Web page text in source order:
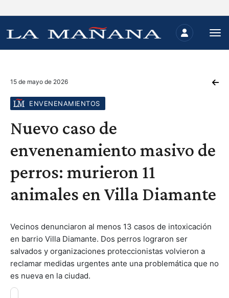
15 de mayo de 2026
ENVENENAMIENTOS
Nuevo caso de
envenenamiento masivo de
perros: murieron 11
animales en Villa Diamante
Vecinos denunciaron al menos 13 casos de intoxicación
en barrio Villa Diamante. Dos perros lograron ser
salvados y organizaciones proteccionistas volvieron a
reclamar medidas urgentes ante una problemática que no
es nueva en la ciudad.